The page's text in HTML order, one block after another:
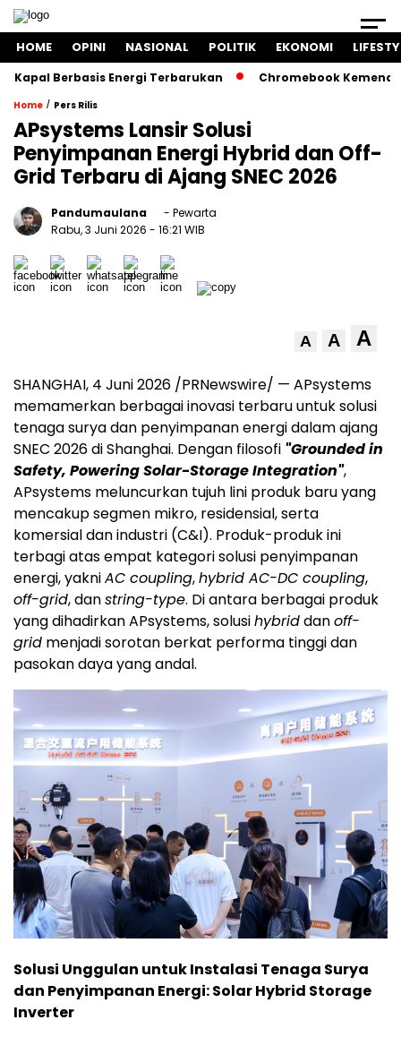
HOME OPINI NASIONAL POLITIK EKONOMI
Berbasis Energi Terbarukan Chromebook
Home / Pers Rilis
APsystems Lansir Solusi
Penyimpanan Energi Hybrid dan Off-
Grid Terbaru di Ajang SNEC 2026
Pandumaulana
- Pewarta
Rabu, 3 Juni 2026 - 16:21 WIB
A A A
SHANGHAI, 4 Juni 2026 /PRNewswire/ — APsystems
memamerkan berbagai inovasi terbaru untuk solusi
tenaga surya dan penyimpanan energi dalam ajang
SNEC 2026 di Shanghai. Dengan filosofi "Grounded in
Safety, Powering Solar-Storage Integration",
APsystems meluncurkan tujuh lini produk baru yang
mencakup segmen mikro, residensial, serta
komersial dan industri (C&I). Produk-produk ini
terbagi atas empat kategori solusi penyimpanan
energi, yakniAC coupling,hybrid AC-DC coupling,
off-grid, danstring-type. Di antara berbagai produk
yang dihadirkan APsystems, solusihybriddanoff-
grid menjadi sorotan berkat performa tinggi dan
pasokan daya yang andal.
Solusi Unggulan untuk Instalasi Tenaga Surya
dan Penyimpanan Energi: Solar Hybrid Storage
Inverter